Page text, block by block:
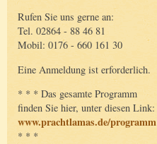
Rufen Sie uns gerne an:
Tel. 02864 - 88 46 81
Mobil: 0176 - 660 161 30
Eine Anmeldung ist erforderlich.
* * * Das gesamte Programm
finden Sie hier, unter diesen Link:
www.prachtlamas.de/programm
* * *